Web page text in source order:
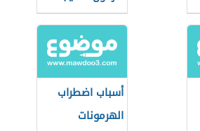
مرتفع
أسباب اضطراب
الهرمونات